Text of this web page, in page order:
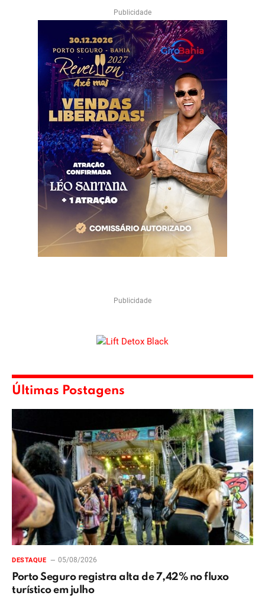
Publicidade
Publicidade
Últimas Postagens
DESTAQUE 05/08/2026
Porto Seguro registra alta de 7,42% no fluxo
turístico em julho